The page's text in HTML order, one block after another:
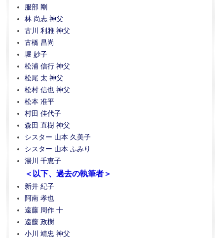
服部 剛
林 尚志 神父
古川 利雅 神父
古橋 昌尚
堀 妙子
松浦 信行 神父
松尾 太 神父
松村 信也 神父
松本 准平
村田 佳代子
森田 直樹 神父
シスター 山本 久美子
シスター 山本 ふみり
湯川 千恵子
＜以下、過去の執筆者＞
新井 紀子
阿南 孝也
遠藤 周作 十
遠藤 政樹
小川 靖忠 神父